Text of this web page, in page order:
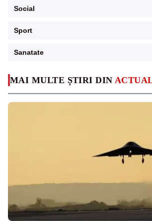
MAI MULTE ȘTIRI DIN
Social
Sport
Sanatate